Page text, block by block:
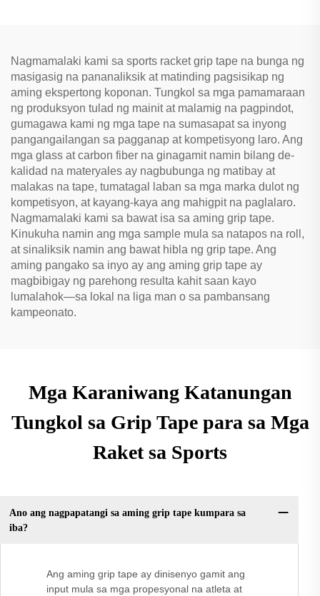
Nagmamalaki kami sa sports racket grip tape na bunga ng
masigasig na pananaliksik at matinding pagsisikap ng
aming ekspertong koponan. Tungkol sa mga pamamaraan
ng produksyon tulad ng mainit at malamig na pagpindot,
gumagawa kami ng mga tape na sumasapat sa inyong
pangangailangan sa pagganap at kompetisyong laro. Ang
mga glass at carbon fiber na ginagamit namin bilang de-
kalidad na materyales ay nagbubunga ng matibay at
malakas na tape, tumatagal laban sa mga marka dulot ng
kompetisyon, at kayang-kaya ang mahigpit na paglalaro.
Nagmamalaki kami sa bawat isa sa aming grip tape.
Kinukuha namin ang mga sample mula sa natapos na roll,
at sinaliksik namin ang bawat hibla ng grip tape. Ang
aming pangako sa inyo ay ang aming grip tape ay
magbibigay ng parehong resulta kahit saan kayo
lumalahok—sa lokal na liga man o sa pambansang
kampeonato.
Mga Karaniwang Katanungan
Tungkol sa Grip Tape para sa Mga
Raket sa Sports
Ano ang nagpapatangi sa aming grip tape kumpara sa
iba?
Ang aming grip tape ay dinisenyo gamit ang
input mula sa mga propesyonal na atleta at